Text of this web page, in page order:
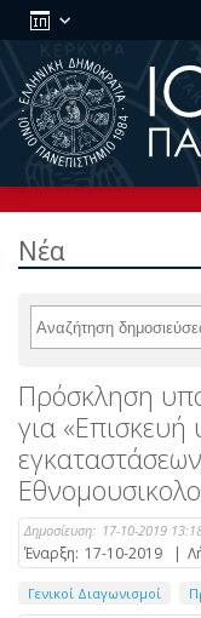
Νέα
Πρόσκληση
για
Δημοσίευση: 17-10-2019
Έναρξη: 17-10-2019 |
Γενικοί Διαγωνισμοί